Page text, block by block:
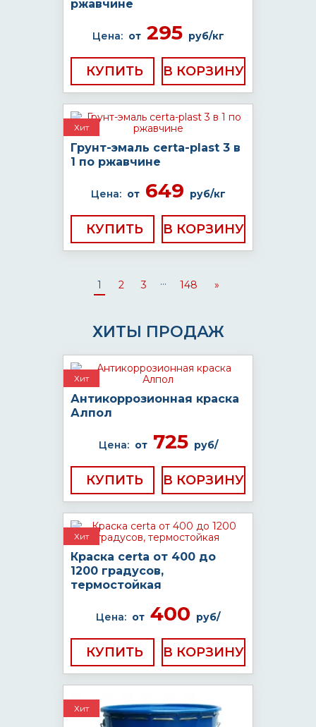
ржавчине
Цена: от295 руб/кг
КУПИТЬ
Хит
Грунт-эмаль certa-plast 3 в
1 по ржавчине
Цена: от649 руб/кг
КУПИТЬ
1 2 3 ... 148 »
ХИТЫ ПРОДАЖ
Хит
Антикоррозионная краска
Алпол
Цена: от725 руб/
КУПИТЬ
Хит
Краска certa от 400 до
1200 градусов,
термостойкая
Цена: от 400 руб/
КУПИТЬ
Хит